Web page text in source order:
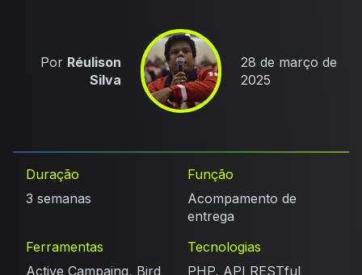
Por Réulison
Silva
Published on
28 de março de
2025
Duração
3 semanas
Função
Acompamento de
entrega
Ferramentas
Active Campaing, Bird
Tecnologias
PHP, API RESTful